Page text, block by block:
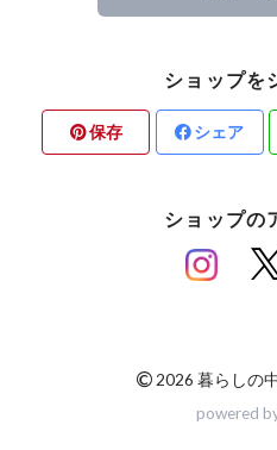
ショップを
保存 シェア
ショップの
© 2026 暮らしの
powered